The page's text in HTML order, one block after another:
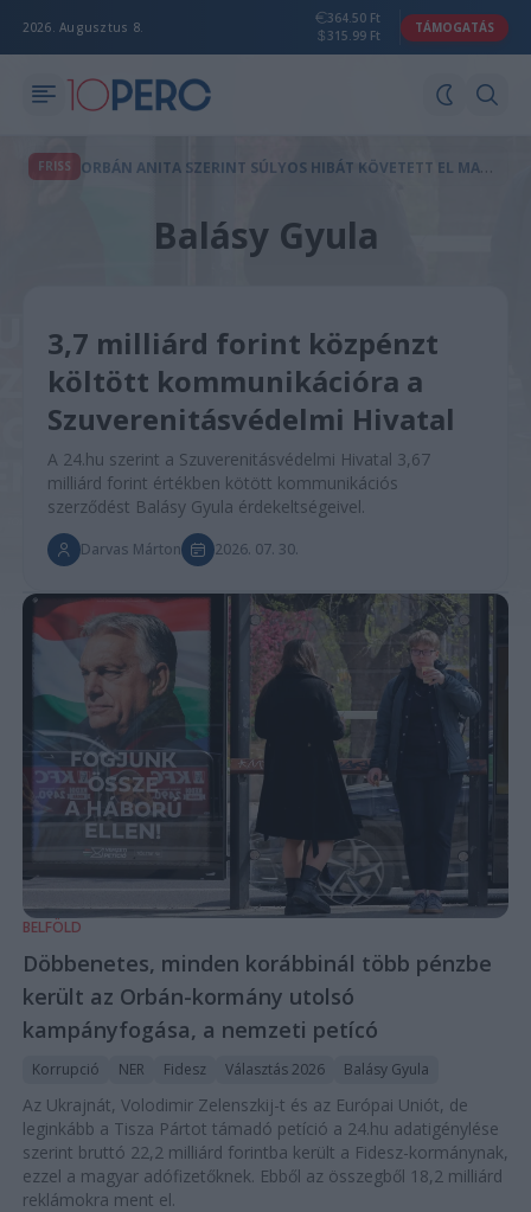
2026. Augusztus 8.
364.50 Ft
315.99 Ft
TÁMOGATÁS
FRISS O
RBÁN ANITA SZERINT SÚLYOS HIBÁT KÖVETETT EL MAGYARORSZÁG
Balásy Gyula
3,7 milliárd forint közpénzt
költött kommunikációra a
Szuverenitásvédelmi Hivatal
A 24.hu szerint a Szuverenitásvédelmi Hivatal 3,67
milliárd forint értékben kötött kommunikációs
szerződést Balásy Gyula érdekeltségeivel.
Darvas Márton 2026. 07. 30.
BELFÖLD
Döbbenetes, minden korábbinál több pénzbe
került az Orbán-kormány utolsó
kampányfogása, a nemzeti petícó
Korrupció NER Fidesz Választás 2026 Balásy Gyula
Az Ukrajnát, Volodimir Zelenszkij-t és az Európai Uniót, de
leginkább a Tisza Pártot támadó petíció a 24.hu adatigénylése
szerint bruttó 22,2 milliárd forintba került a Fidesz-kormánynak,
ezzel a magyar adófizetőknek. Ebből az összegből 18,2 milliárd
reklámokra ment el.